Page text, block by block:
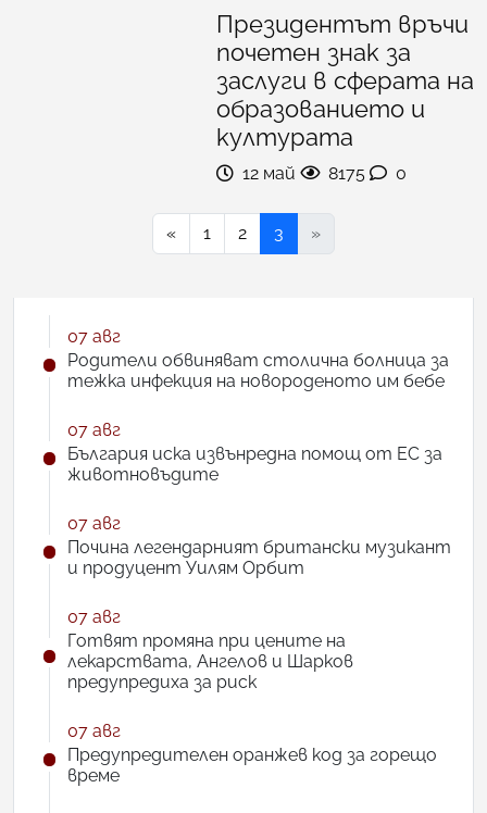
Президентът връчи
почетен знак за
заслуги в сферата на
образованието и
културата
12 май 8175 0
« 1 2 3 »
07 авг
Родители обвиняват столична болница за
тежка инфекция на новороденото им бебе
07 авг
България иска извънредна помощ от ЕС за
животновъдите
07 авг
Почина легендарният британски музикант
и продуцент Уилям Орбит
07 авг
Готвят промяна при цените на
лекарствата, Ангелов и Шарков
предупредиха за риск
07 авг
Предупредителен оранжев код за горещо
време